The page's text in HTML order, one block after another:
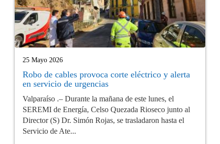
25 Mayo 2026
Robo de cables provoca corte eléctrico y alerta
en servicio de urgencias
Valparaíso .– Durante la mañana de este lunes, el
SEREMI de Energía, Celso Quezada Rioseco junto al
Director (S) Dr. Simón Rojas, se trasladaron hasta el
Servicio de Ate...